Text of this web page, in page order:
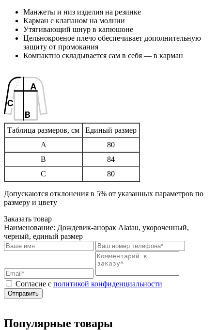
Манжеты и низ изделия на резинке
Карман с клапаном на молнии
Утягивающий шнур в капюшоне
Цельнокроеное плечо обеспечивает дополнительную
защиту от промокания
Компактно складывается сам в себя — в карман
Таблица размеров, см
Единый размер
A
80
B
84
C
80
Допускаются отклонения в 5% от указанных параметров по
размеру и цвету
Заказать товар
Наименование: Дождевик-анорак Alatau, укороченный,
черный, единый размер
Cогласие с политикой конфиденциальности
Отправить
Популярные товары